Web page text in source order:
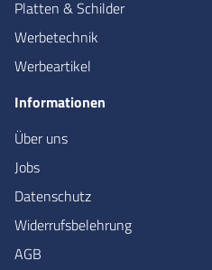
Platten & Schilder
Werbetechnik
Werbeartikel
Informationen
Über uns
Jobs
Datenschutz
Widerrufsbelehrung
AGB